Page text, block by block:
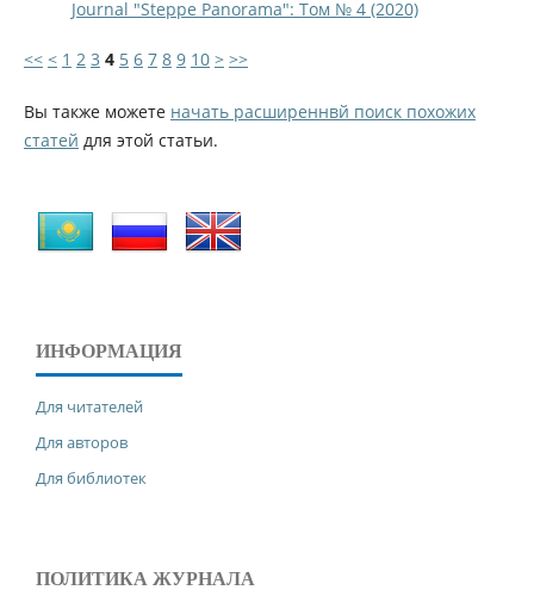
Journal "Steppe Panorama": Том № 4 (2020)
<< < 1 2 3 4 5 6 7 8 9 10 > >>
Вы также можете начать расширеннвй поиск похожих
статей для этой статьи.
ИНФОРМАЦИЯ
Для читателей
Для авторов
Для библиотек
ПОЛИТИКА ЖУРНАЛА